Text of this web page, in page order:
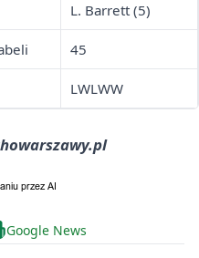
L. Barrett (5)
45
LWLWW
Google News